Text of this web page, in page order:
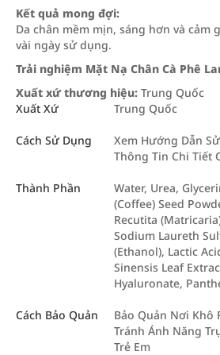
Kết quả mong đợi:
Da chân mềm mịn, sáng hơn và cảm
vài ngày sử dụng.
Trải nghiệm Mặt Nạ Chân Cà Phê
Xuất xứ thương hiệu: Trung Quốc
Xuất Xứ
Trung Quốc
Cách Sử Dụng
Xem Hướng Dẫn
Thông Tin Chi Tiết
Thành Phần
Water, Urea,
(Coffee) Seed
Recutita
Sodium Laureth
(Ethanol), Lactic
Sinensis Leaf
Hyaluronate,
Cách Bảo Quản
Bảo Quản Nơi Khô
Tránh Ánh Năng
Trẻ Em